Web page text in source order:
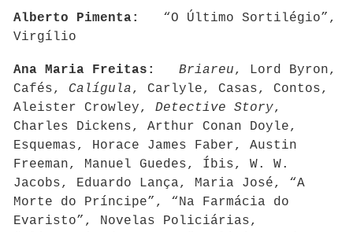
Alberto Pimenta: “O Último Sortilégio”,
Virgílio
Ana Maria Freitas: Briareu, Lord Byron,
Cafés, Calígula, Carlyle, Casas, Contos,
Aleister Crowley, Detective Story,
Charles Dickens, Arthur Conan Doyle,
Esquemas, Horace James Faber, Austin
Freeman, Manuel Guedes, Íbis, W. W.
Jacobs, Eduardo Lança, Maria José, “A
Morte do Príncipe”, “Na Farmácia do
Evaristo”, Novelas Policiárias,